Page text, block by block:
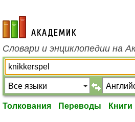
academic.ru
Словари и энциклопедии на
Толкования Переводы Книги